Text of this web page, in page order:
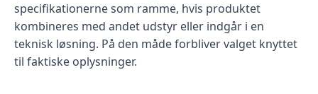
specifikationerne som ramme, hvis produktet
kombineres med andet udstyr eller indgår i en
teknisk løsning. På den måde forbliver valget knyttet
til faktiske oplysninger.